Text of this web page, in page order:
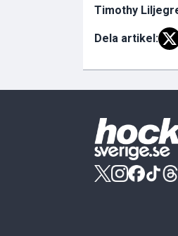
Timothy
Dela artikel: